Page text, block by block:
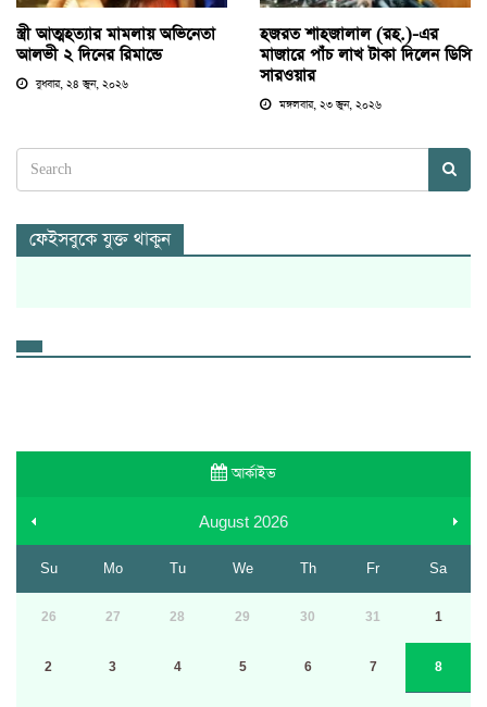
স্ত্রী আত্মহত্যার মামলায় অভিনেতা
আলভী ২ দিনের রিমান্ডে
বুধবার, ২৪ জুন, ২০২৬
হজরত শাহজালাল (রহ.)-এর
মাজারে পাঁচ লাখ টাকা দিলেন ডিসি
সারওয়ার
মঙ্গলবার, ২৩ জুন, ২০২৬
ফেইসবুকে যুক্ত থাকুন
আর্কাইভ
August 2026
Su Mo Tu We Th Fr Sa
26 27 28 29 30 31 1
2 3 4 5 6 7 8